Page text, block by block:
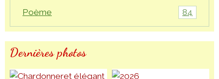
Poème 84
Dernières photos